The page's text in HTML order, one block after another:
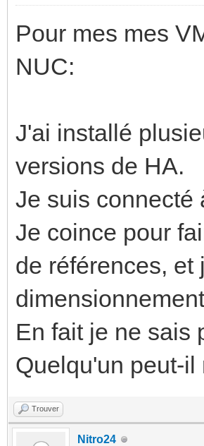
Pour mes mes
NUC:
J'ai installé
versions de HA.
Je suis connecté
Je coince pour
de références, et
En fait je ne sais
Quelqu'un peut-
Trouver
Nitro24